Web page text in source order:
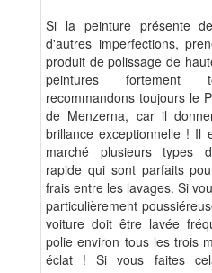
Si la peinture présente
d'autres imperfections,
produit de polissage de
peintures fortement
recommandons toujours le
de Menzerna, car il
brillance exceptionnelle ! Il
marché plusieurs types
rapide qui sont parfaits
frais entre les lavages. Si
particulièrement
voiture doit être lavée
polie environ tous les trois
éclat ! Si vous faites